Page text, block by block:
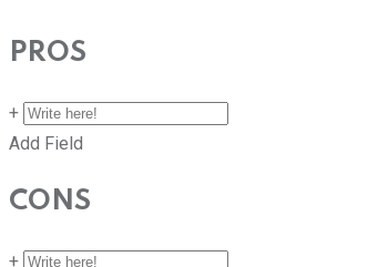
PROS
+
Add Field
CONS
+